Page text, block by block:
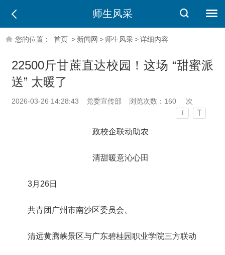
师生风采
您的位置： 首页 > 新闻网 > 师生风采>详细内容
22500斤甘蔗直达校园！这场 “甜蜜派
送” 太暖了
2026-03-26 14:28:43 党委宣传部 浏览次数： 160 次
T T
政校企联动助农
清甜暖意沁心田
3月26日
共青团广州市南沙区委员会、
清远黄腾峡景区与广东碧桂园职业学院三方联动